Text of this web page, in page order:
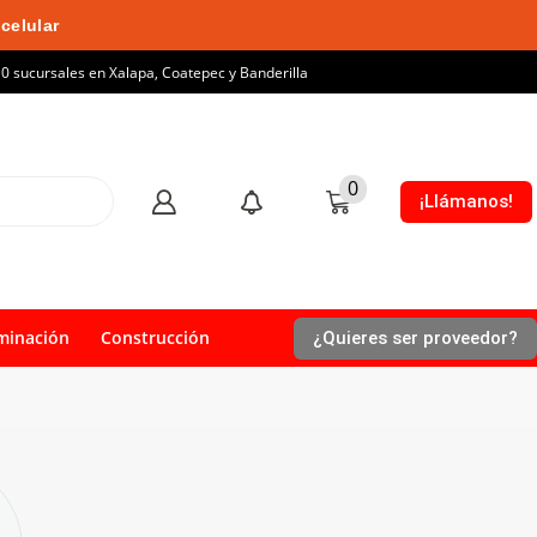
sucursales en Xalapa, Coatepec y Banderilla
0 ¡Llámanos!
Construcción ¿Quieres ser proveedor?